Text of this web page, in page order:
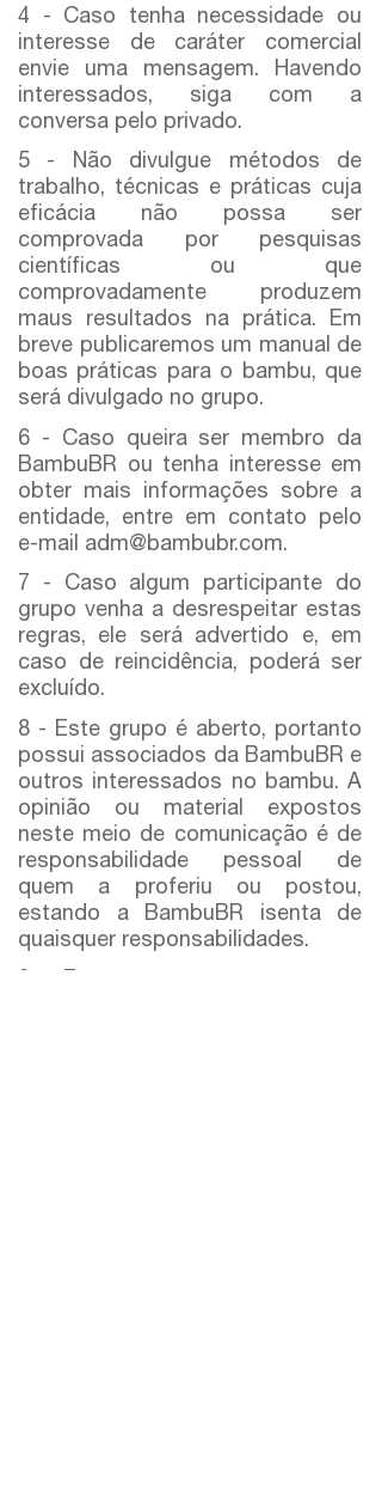
4 - Caso tenha necessidade ou
interesse de caráter comercial
envie uma mensagem. Havendo
interessados, siga com a
conversa pelo privado.
5 - Não divulgue métodos de
trabalho, técnicas e práticas cuja
eficácia não possa ser
comprovada por pesquisas
científicas ou que
comprovadamente produzem
maus resultados na prática. Em
breve publicaremos um manual de
boas práticas para o bambu, que
será divulgado no grupo.
6 - Caso queira ser membro da
BambuBR ou tenha interesse em
obter mais informações sobre a
entidade, entre em contato pelo
e-mail adm@bambubr.com.
7 - Caso algum participante do
grupo venha a desrespeitar estas
regras, ele será advertido e, em
caso de reincidência, poderá ser
excluído.
8 - Este grupo é aberto, portanto
possui associados da BambuBR e
outros interessados no bambu. A
opinião ou material expostos
neste meio de comunicação é de
responsabilidade pessoal de
quem a proferiu ou postou,
estando a BambuBR isenta de
quaisquer responsabilidades.
9 - Entre no grupo somente se